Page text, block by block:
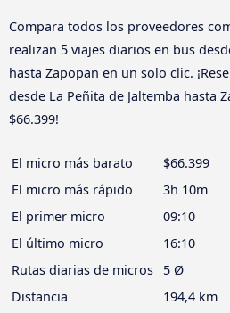
Compara todos los proveedores
realizan 5 viajes diarios en bus
hasta Zapopan en un solo clic.
desde La Peñita de Jaltemba hasta
$66.399!
El micro más barato
$66.399
El micro más rápido
3h 10m
El primer micro
09:10
El último micro
16:10
Rutas diarias de micros
5 Ø
Distancia
194,4 km